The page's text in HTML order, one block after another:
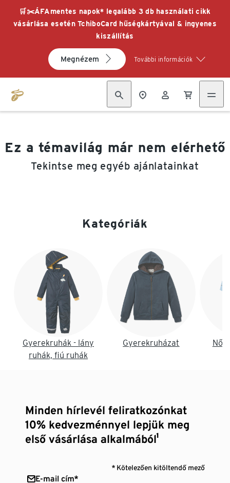
🛒✂️ÁFAmentes napok* legalább 3 db használati cikk
vásárlása esetén TchiboCard hűségkártyával & ingyenes
kiszállítás
Megnézem További információk
Ez a témavilág már nem elérhető
Tekintse meg egyéb ajánlatainkat
Kategóriák
Gyerekruhák - lány
ruhák, fiú ruhák
Gyerekruházat Női
Minden hírlevél feliratkozónkat
10% kedvezménnyel lepjük meg
első vásárlása alkalmából¹
* Kötelezően kitöltendő mező
E-mail cím*